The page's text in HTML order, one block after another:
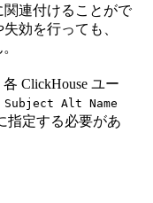
関連付けることがで
効を行っても、
ClickHouse ユー
Subject Alt Name
指定する必要があ